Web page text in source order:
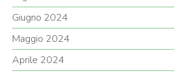
Giugno 2024
Maggio 2024
Aprile 2024